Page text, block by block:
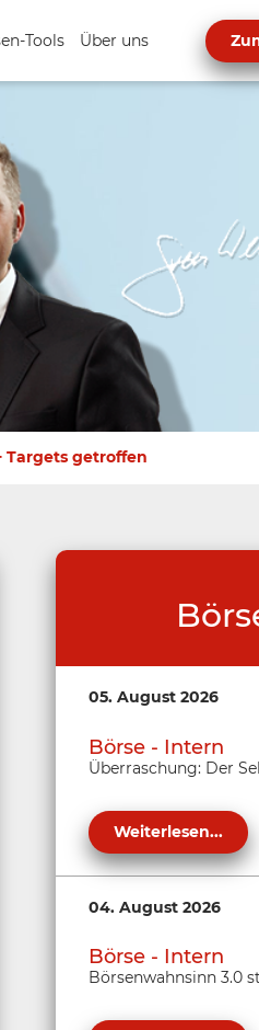
Tools Über uns
Targets getroffen
05. August 2026
Börse - Intern
Überraschung: Der
Weiterlesen...
04. August 2026
Börse - Intern
Börsenwahnsinn 3.0